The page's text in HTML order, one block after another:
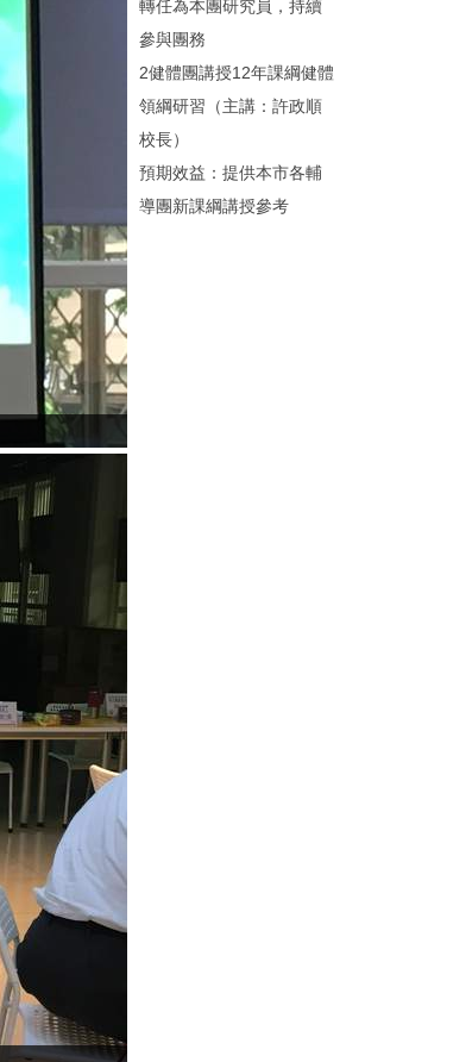
轉任為本團研究員，持續
參與團務
2健體團講授12年課綱健體
領綱研習（主講：許政順
校長）
預期效益：提供本市各輔
導團新課綱講授參考